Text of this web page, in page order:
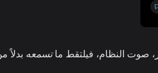
صوت النظام، فيلتقط ماتسمعه بدلاً